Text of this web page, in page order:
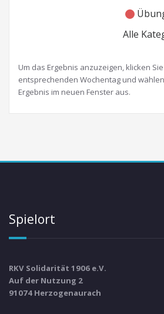
Alle
Um das Ergebnis anzuzeigen, klicken
entsprechenden Wochentag und
Ergebnis im neuen Fenster aus.
Spielort
RKV Solidarität 1906 e.V.
Auf der Nutzung 2
91074 Herzogenaurach